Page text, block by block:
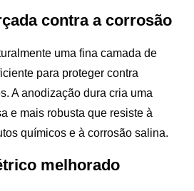
contra a corrosão
uma fina camada de
para proteger contra
A anodização dura cria uma
e mais robusta que resiste à
químicos e à corrosão salina.
melhorado